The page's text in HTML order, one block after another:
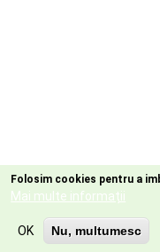
Folosim cookies pentru a
Mai multe informații
OK Nu, multumesc